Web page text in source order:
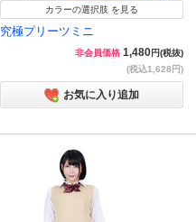
カラーの選択肢 を見る
究極プリーツミニ
非会員価格 1,480円(税抜)
(税込1,628円)
お気に入り追加